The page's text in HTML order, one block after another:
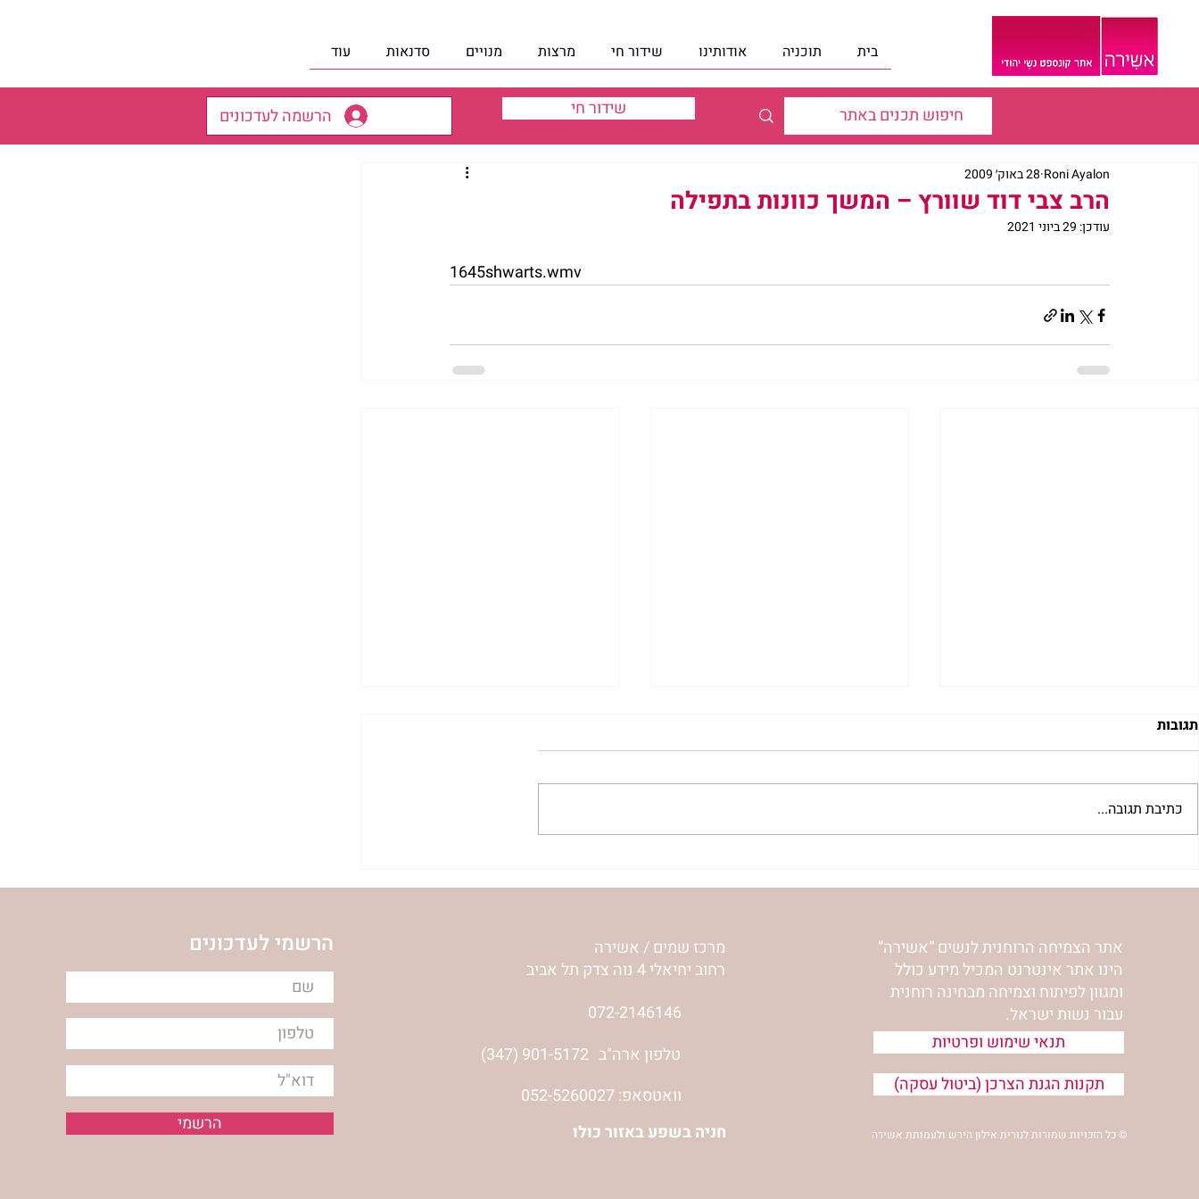
בית תוכניה אודותינו שידור חי מרצות מנויים סדנאות עוד
הרשמה לעדכונים שידור חי
הרב צבי דוד שוורץ – המשך כוונות בתפילה
Roni Ayalon 28 באוק׳ 2009
עודכן: 29 ביוני 2021
1645shwarts.wmv
שיעור לט"ו באב | הר' ימימה
השיעור לתשעה באב | הר'
אוהב" | ראש חודש אב
תגובות
כתיבת תגובה...
הרשמי לעדכונים
הרשמי
מרכז שמים / אשירה
רחוב יחיאלי 4 נוה צדק תל אביב
072-2146146
(347) 901-5172 טלפון ארה"ב
וואטסאפ: 052-5260027
חניה בשפע באזור כולו
אתר הצמיחה הרוחנית לנשים “אשירה”
הינו אתר אינטרנט המכיל מידע כולל
ומגוון לפיתוח וצמיחה מבחינה רוחנית
עבור נשות ישראל.
תנאי שימוש ופרטיות
תקנות הגנת הצרכן (ביטול עסקה)
© כל הזכויות שמורות לנורית אילון הירש ולעמותת אשירה